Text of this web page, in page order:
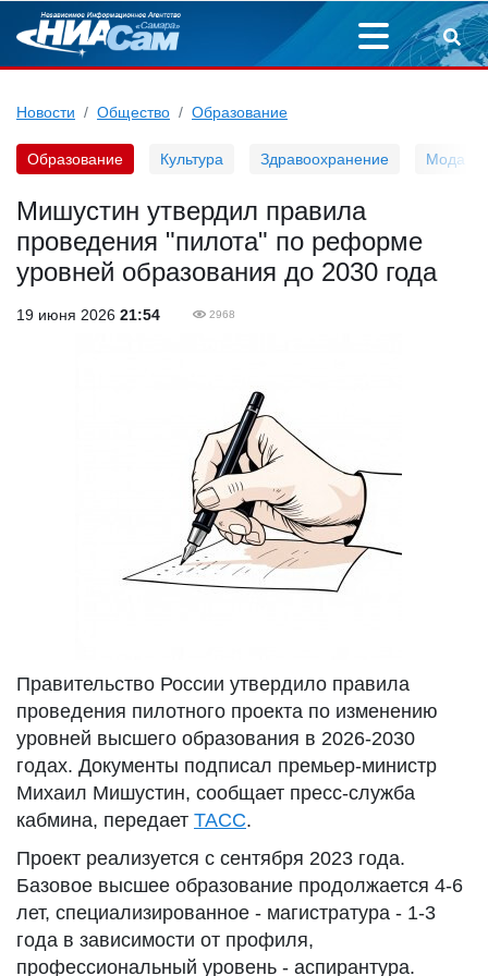
Новости Общество Образование
Образование Культура Здравоохранение Мода
Мишустин утвердил правила
проведения "пилота" по реформе
уровней образования до 2030 года
19 июня 2026 21:54 2968
Правительство России утвердило правила
проведения пилотного проекта по изменению
уровней высшего образования в 2026-2030
годах. Документы подписал премьер-министр
Михаил Мишустин, сообщает пресс-служба
кабмина, передает ТАСС.
Проект реализуется с сентября 2023 года.
Базовое высшее образование продолжается 4-6
лет, специализированное - магистратура - 1-3
года в зависимости от профиля,
профессиональный уровень - аспирантура.